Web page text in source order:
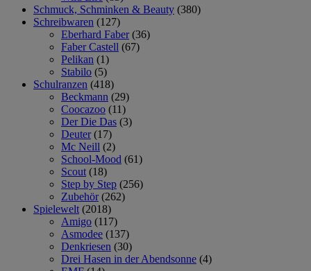
Schmuck, Schminken & Beauty (380)
Schreibwaren (127)
Eberhard Faber (36)
Faber Castell (67)
Pelikan (1)
Stabilo (5)
Schulranzen (418)
Beckmann (29)
Coocazoo (11)
Der Die Das (3)
Deuter (17)
Mc Neill (2)
School-Mood (61)
Scout (18)
Step by Step (256)
Zubehör (262)
Spielewelt (2018)
Amigo (117)
Asmodee (137)
Denkriesen (30)
Drei Hasen in der Abendsonne (4)